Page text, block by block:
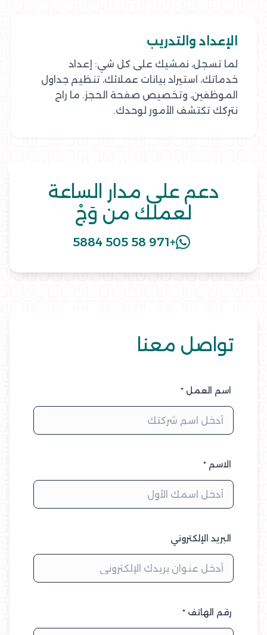
الإعداد والتدريب
لما تسجل، نمشيك على كل شي: إعداد
خدماتك، استيراد بيانات عملائك، تنظيم جداول
الموظفين، وتخصيص صفحة الحجز. ما راح
نتركك تكتشف الأمور لوحدك.
دعم على مدار الساعة
لعملك من وَجْ
+971 58 505 5884
تواصل معنا
اسم العمل *
الاسم *
البريد الإلكتروني
رقم الهاتف *